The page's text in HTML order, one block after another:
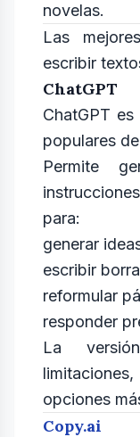
novelas.
Las
escribir
ChatGPT
ChatGPT
populares
Permite
para:
generar
escribir
reformular
responder
La
opciones
Copy.ai